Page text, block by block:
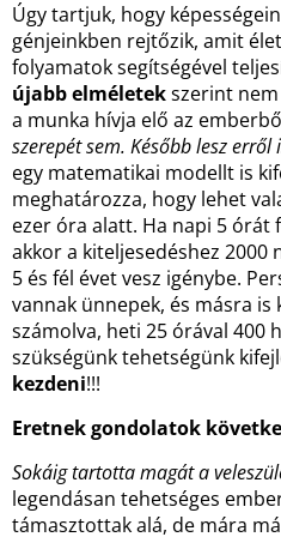
Úgy tartjuk, hogy
génjeinkben rejtőzik, amit
folyamatok segítségével
újabb elméletekszerint nem
a munka hívja elő az
szerepét sem. Később lesz erről
egy matematikai modellt is
meghatározza, hogy lehet
ezer óra alatt. Ha napi 5 órát
akkor a kiteljesedéshez 2000
5 és fél évet vesz igénybe.
vannak ünnepek, és másra is
számolva, heti 25 órával 400
szükségünk tehetségünk
kezdeni!!!
Eretnek gondolatok
Sokáig tartotta magát a
legendásan tehetséges
támasztottak alá, de mára